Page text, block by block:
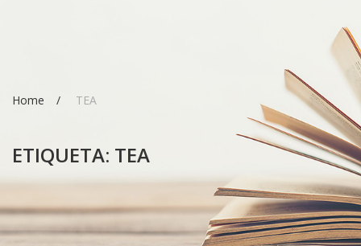
Home TEA
ETIQUETA: TEA